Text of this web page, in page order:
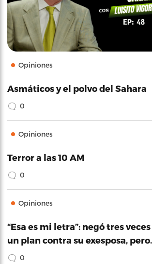
Opiniones
Asmáticos y el polvo del Sahara
0
Opiniones
Terror a las 10 AM
0
Opiniones
“Esa es mi letra”: negó tres
un plan contra su exesposa,
0